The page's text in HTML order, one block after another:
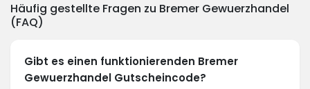
Häufig gestellte Fragen zu Bremer Gewuerzhandel
(FAQ)
Gibt es einen funktionierenden Bremer
Gewuerzhandel Gutscheincode?